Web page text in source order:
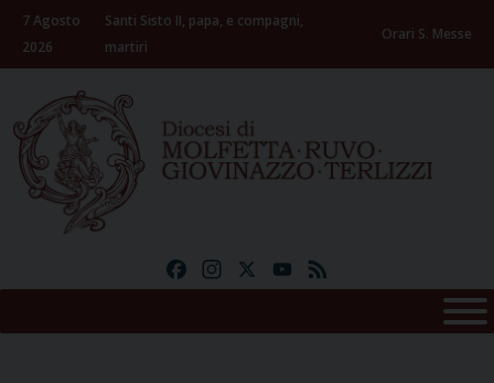
Skip
content
7 Agosto
2026
Santi Sisto II, papa, e compagni,
martiri
Orari S. Messe
FacebookInstagramYouTube